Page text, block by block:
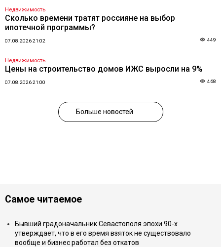
Недвижимость
Сколько времени тратят россияне на выбор
ипотечной программы?
07.08.2026 21:02 449
Недвижимость
Цены на строительство домов ИЖС выросли на 9%
07.08.2026 21:00 468
Больше новостей
Самое читаемое
Бывший градоначальник Севастополя эпохи 90-х
утверждает, что в его время взяток не существовало
вообще и бизнес работал без откатов